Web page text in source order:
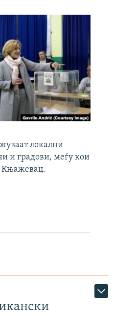
локални
и градови, меѓу кои
Књажевац.